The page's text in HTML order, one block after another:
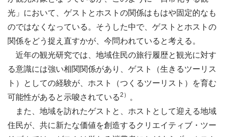
光」において、ゲストとホストの関係はもはや固定的なも
のではなくなっている。そうした中で、ゲストとホストの
関係をどう捉え直すかが、今問われていると考える。
近年の観光研究では、地域住民の旅行履歴と観光に対す
る意識には強い相関関係があり、ゲスト（生きるツーリス
ト）としての経験が、ホスト（つくるツーリスト）を育む
可能性があると示唆されている2） 。
また、地域を訪れたゲストと、ホストとして迎える地域
住民が、共に新たな価値を創造するクリエイティブ・ツー